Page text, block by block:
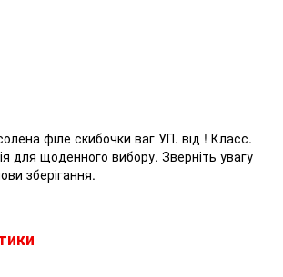
філе скибочки ваг УП. від ! Класс.
для щоденного вибору. Зверніть увагу
зберігання.